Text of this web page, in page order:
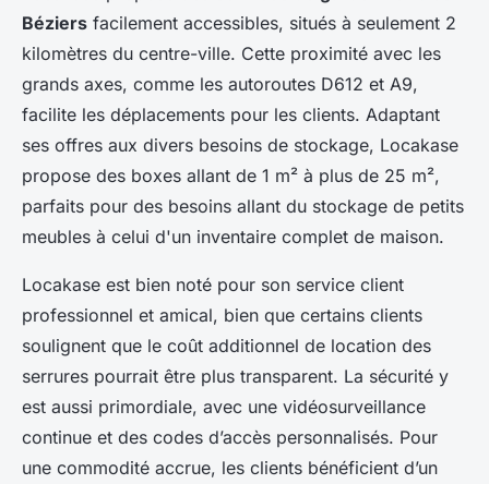
Béziers facilement accessibles, situés à seulement 2
kilomètres du centre-ville. Cette proximité avec les
grands axes, comme les autoroutes D612 et A9,
facilite les déplacements pour les clients. Adaptant
ses offres aux divers besoins de stockage, Locakase
propose des boxes allant de 1 m² à plus de 25 m²,
parfaits pour des besoins allant du stockage de petits
meubles à celui d'un inventaire complet de maison.
Locakase est bien noté pour son service client
professionnel et amical, bien que certains clients
soulignent que le coût additionnel de location des
serrures pourrait être plus transparent. La sécurité y
est aussi primordiale, avec une vidéosurveillance
continue et des codes d’accès personnalisés. Pour
une commodité accrue, les clients bénéficient d’un